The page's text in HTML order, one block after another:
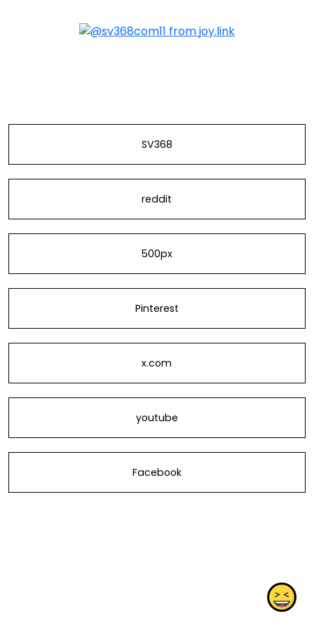
SV368
reddit
500px
Pinterest
x.com
youtube
Facebook